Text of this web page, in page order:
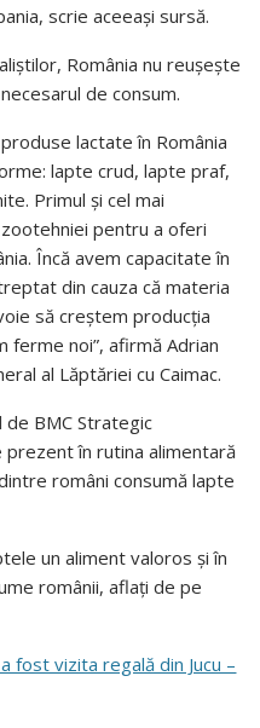
scrie aceeași sursă.
România nu reușește
de consum.
lactate în România
lapte crud, lapte praf,
Primul şi cel mai
pentru a oferi
Încă avem capacitate în
din cauza că materia
să creştem producţia
noi”, afirmă Adrian
al Lăptăriei cu Caimac.
de BMC Strategic
în rutina alimentară
români consumă lapte
un aliment valoros și în
românii, aflați de pe
fost vizita regală din Jucu –